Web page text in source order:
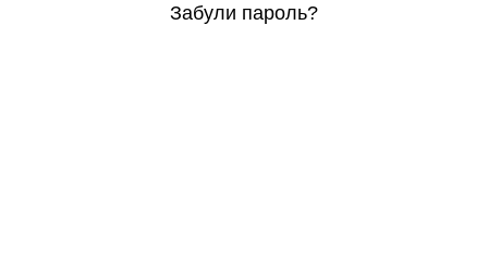
Забули пароль?